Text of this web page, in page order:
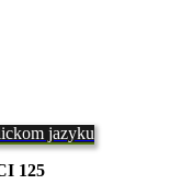
jazyku
125